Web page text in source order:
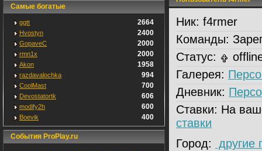
Самые богатые
ggtt 2664
Hvostyn 2400
GopaveC 2000
rmn1x 2000
Akon 1958
razdavalochka 994
CoolMast 700
Devostatortk 606
modify2h 600
Boevik 400
События ProPlay.ru
Ник: f4rmer
Команды:
Статус:
Галерея:
Дневник:
Ставки: На
ставки
Город:
другие